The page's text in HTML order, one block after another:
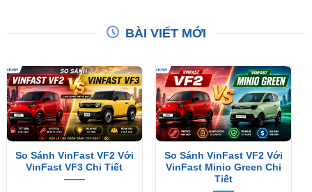
BÀI VIẾT MỚI
So Sánh VinFast VF2 Với
VinFast VF3 Chi Tiết
So Sánh VinFast VF2 Với
VinFast Minio Green Chi
Tiết